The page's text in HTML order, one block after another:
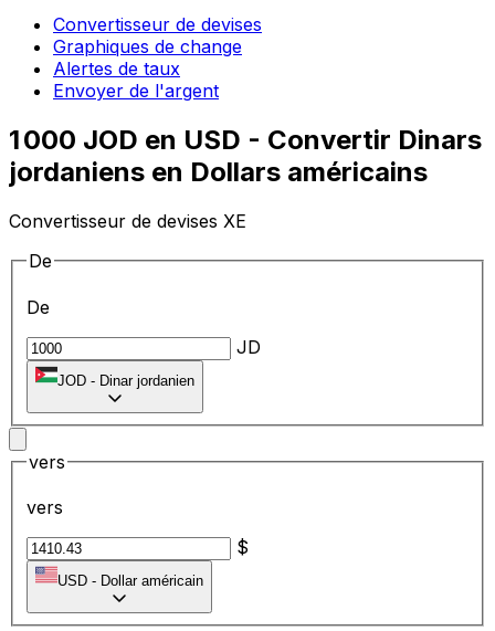
Convertisseur de devises
Graphiques de change
Alertes de taux
Envoyer de l'argent
1 000 JOD en USD - Convertir Dinars
jordaniens en Dollars américains
Convertisseur de devises XE
De
De
JD
JOD - Dinar jordanien
vers
vers
$
USD - Dollar américain